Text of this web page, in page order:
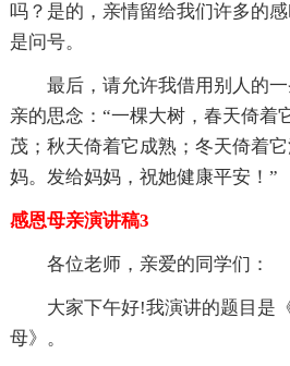
吗？是的，亲情留给我们许多的
是问号。
最后，请允许我借用别人的
亲的思念：“一棵大树，春天倚着
茂；秋天倚着它成熟；冬天倚着
妈。发给妈妈，祝她健康平安！”
感恩母亲演讲稿3
各位老师，亲爱的同学们：
大家下午好!我演讲的题目是
母》。